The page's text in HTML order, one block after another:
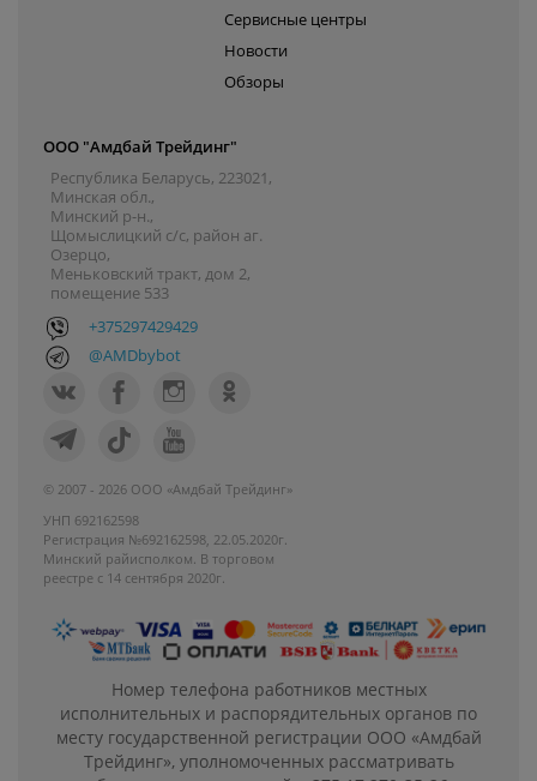
Сервисные центры
Новости
Обзоры
ООО "Амдбай Трейдинг"
Республика Беларусь, 223021,
Минская обл.,
Минский р-н.,
Щомыслицкий с/с, район аг.
Озерцо,
Меньковский тракт, дом 2,
помещение 533
+375297429429
@AMDbybot
© 2007 - 2026 ООО «Амдбай Трейдинг»
УНП 692162598
Регистрация №692162598, 22.05.2020г.
Минский райисполком. В торговом
реестре с 14 сентября 2020г.
Номер телефона работников местных
исполнительных и распорядительных органов по
месту государственной регистрации ООО «Амдбай
Трейдинг», уполномоченных рассматривать